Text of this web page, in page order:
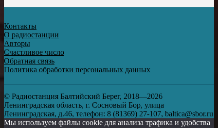
Контакты
О радиостанции
Авторы
Счастливое число
Обратная связь
Политика обработки персональных данных
© Радиостанция Балтийский Берег, 2018—2026
Ленинградская область, г. Сосновый Бор, улица
Ленинградская, д.46, телефон: 8 (81369) 27-107, baltica@sbor.ru
Мы используем файлы cookie для анализа трафика и удобства